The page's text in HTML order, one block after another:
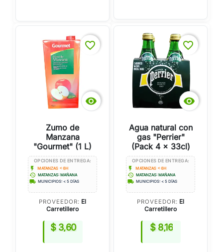

favorite_border
Zumo de
Manzana
"Gourmet" (1 L)
OPCIONES DE ENTREGA:
flash_on MATANZAS < 6H
history MATANZAS: MAÑANA
local_shipping MUNICIPIOS: < 5 DÍAS
PROVEEDOR: El
Carretillero
$ 3,60

favorite_border
Agua natural con
gas "Perrier"
(Pack 4 x 33cl)
OPCIONES DE ENTREGA:
flash_on MATANZAS < 6H
history MATANZAS: MAÑANA
local_shipping MUNICIPIOS: < 5 DÍAS
PROVEEDOR: El
Carretillero
$ 8,16